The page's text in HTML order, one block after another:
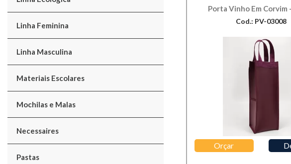
Linha Feminina
Linha Masculina
Materiais Escolares
Mochilas e Malas
Necessaires
Pastas
Porta Vinho Em Corvim
Cod.: PV-03008
Orçar